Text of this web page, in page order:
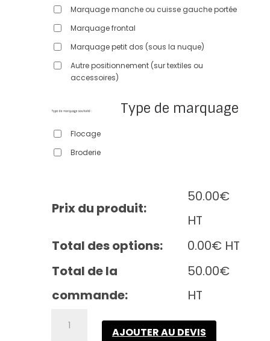
Marquage manche ou cuisse gauche portée
Marquage frontal
Marquage petit dos (sous la nuque)
Autre positionnement (sur textiles ou
accessoires)
Type de marquage
Flocage
Broderie
Prix du produit:
50.00€
HT
Total des options:
0.00€HT
Total de la
commande:
50.00€
HT
AJOUTER AU DEVIS